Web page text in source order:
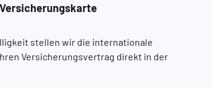
stellen wir die internationale
Versicherungsvertrag direkt in der